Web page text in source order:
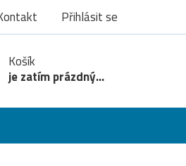
Přihlásit se
Košík
je zatím prázdný...